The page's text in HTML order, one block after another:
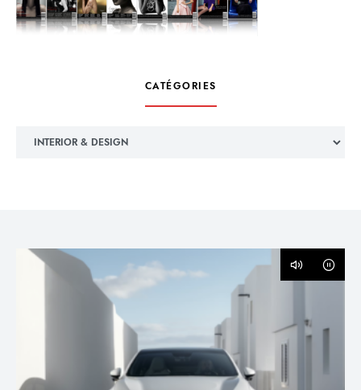
CATÉGORIES